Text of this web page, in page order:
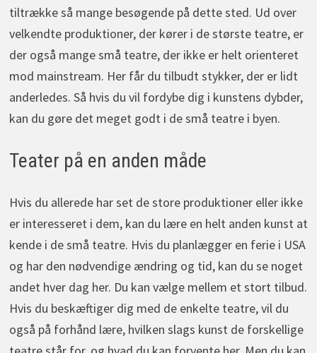
tiltrække så mange besøgende på dette sted. Ud over
velkendte produktioner, der kører i de største teatre, er
der også mange små teatre, der ikke er helt orienteret
mod mainstream. Her får du tilbudt stykker, der er lidt
anderledes. Så hvis du vil fordybe dig i kunstens dybder,
kan du gøre det meget godt i de små teatre i byen.
Teater på en anden måde
Hvis du allerede har set de store produktioner eller ikke
er interesseret i dem, kan du lære en helt anden kunst at
kende i de små teatre. Hvis du planlægger en ferie i USA
og har den nødvendige ændring og tid, kan du se noget
andet hver dag her. Du kan vælge mellem et stort tilbud.
Hvis du beskæftiger dig med de enkelte teatre, vil du
også på forhånd lære, hvilken slags kunst de forskellige